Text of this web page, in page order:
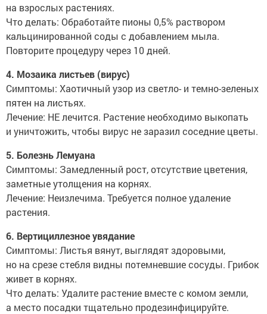
на взрослых растениях.
Что делать: Обработайте пионы 0,5% раствором
кальцинированной соды с добавлением мыла.
Повторите процедуру через 10 дней.
4. Мозаика листьев (вирус)
Симптомы: Хаотичный узор из светло- и темно-зеленых
пятен на листьях.
Лечение: НЕ лечится. Растение необходимо выкопать
и уничтожить, чтобы вирус не заразил соседние цветы.
5. Болезнь Лемуана
Симптомы: Замедленный рост, отсутствие цветения,
заметные утолщения на корнях.
Лечение: Неизлечима. Требуется полное удаление
растения.
6. Вертициллезное увядание
Симптомы: Листья вянут, выглядят здоровыми,
но на срезе стебля видны потемневшие сосуды. Грибок
живет в корнях.
Что делать: Удалите растение вместе с комом земли,
а место посадки тщательно продезинфицируйте.